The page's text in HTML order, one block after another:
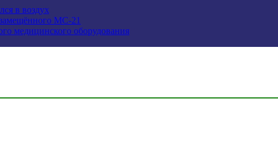
в воздух
МС-21
медицинского оборудования